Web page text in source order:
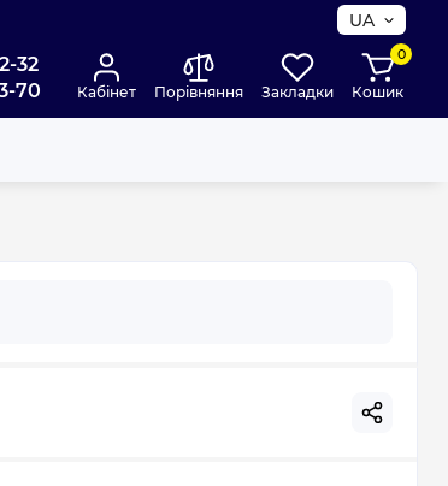
UA
32
70
Кабінет Порівняння Закладки
0
Кошик